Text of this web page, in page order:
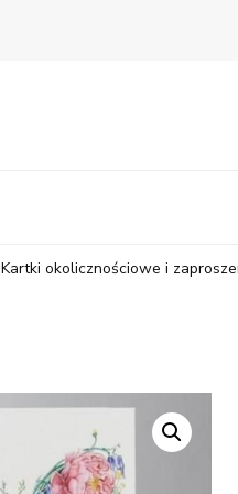
Kartki okolicznościowe i